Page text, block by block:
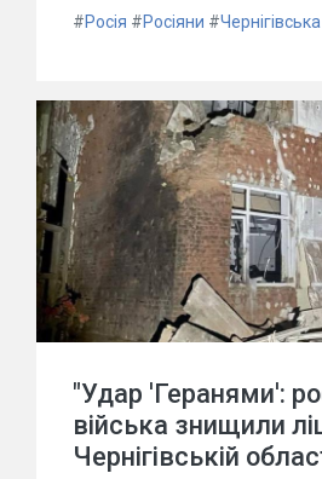
#Росія #Росіяни #
"Удар 'Геранями':
війська знищили
Чернігівській